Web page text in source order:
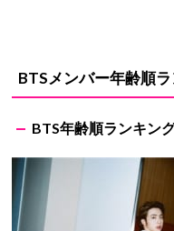
BTSメンバー年齢順
BTS年齢順ランキン